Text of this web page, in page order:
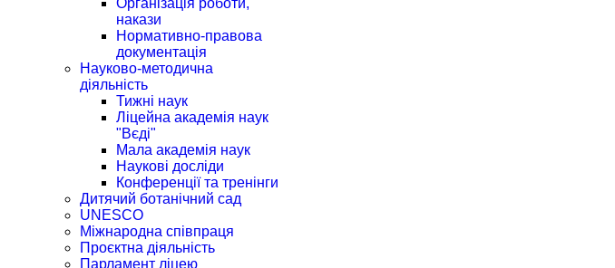
Організація роботи,
накази
Нормативно-правова
документація
Науково-методична
діяльність
Тижні наук
Ліцейна академія наук
"Вєді"
Мала академія наук
Наукові досліди
Конференції та тренінги
Дитячий ботанічний сад
UNESCO
Міжнародна співпраця
Проєктна діяльність
Парламент ліцею